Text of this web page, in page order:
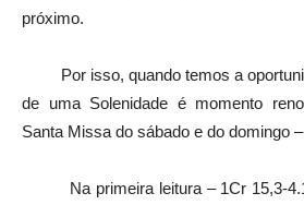
próximo.
Por isso, quando temos a
de uma Solenidade é momento
Santa Missa do sábado e do domingo
Na primeira leitura – 1Cr 15,3-